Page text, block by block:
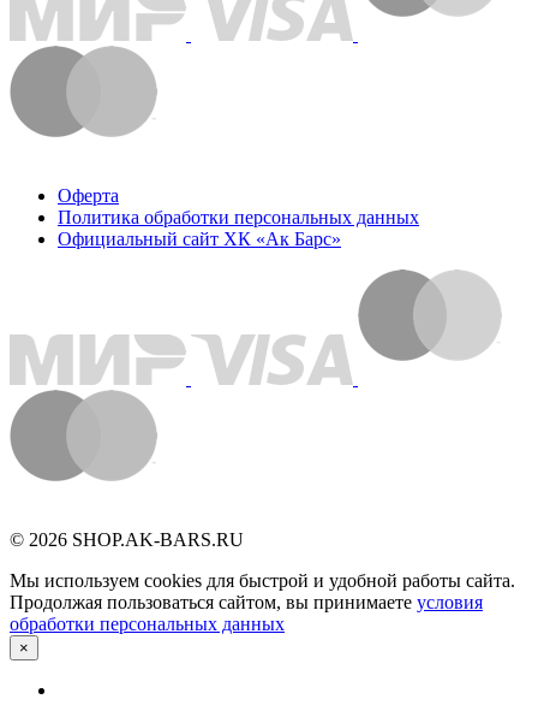
Оферта
Политика обработки персональных данных
Официальный сайт ХК «Ак Барс»
© 2026 SHOP.AK-BARS.RU
Мы используем cookies для быстрой и удобной работы сайта.
Продолжая пользоваться сайтом, вы принимаете условия
обработки персональных данных
×